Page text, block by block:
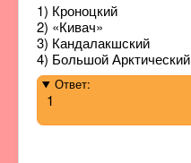
1) Кроноцкий
2) «Кивач»
3) Кандалакшский
4) Большой Арктический
Ответ:
1